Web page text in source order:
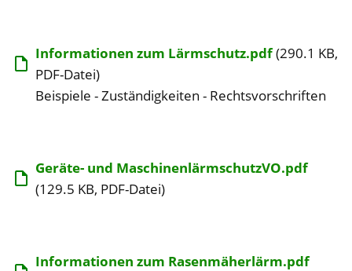
Informationen zum Lärmschutz.pdf(290.1 KB,
PDF-Datei)
Beispiele - Zuständigkeiten - Rechtsvorschriften
Geräte- und MaschinenlärmschutzVO.pdf
(129.5 KB, PDF-Datei)
Informationen zum Rasenmäherlärm.pdf